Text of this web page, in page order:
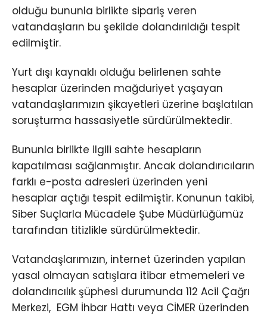
olduğu bununla birlikte sipariş veren
vatandaşların bu şekilde dolandırıldığı tespit
edilmiştir.
Yurt dışı kaynaklı olduğu belirlenen sahte
hesaplar üzerinden mağduriyet yaşayan
vatandaşlarımızın şikayetleri üzerine başlatılan
soruşturma hassasiyetle sürdürülmektedir.
Bununla birlikte ilgili sahte hesapların
kapatılması sağlanmıştır. Ancak dolandırıcıların
farklı e-posta adresleri üzerinden yeni
hesaplar açtığı tespit edilmiştir. Konunun takibi,
Siber Suçlarla Mücadele Şube Müdürlüğümüz
tarafından titizlikle sürdürülmektedir.
Vatandaşlarımızın, internet üzerinden yapılan
yasal olmayan satışlara itibar etmemeleri ve
dolandırıcılık şüphesi durumunda 112 Acil Çağrı
Merkezi, EGM İhbar Hattı veya CİMER üzerinden